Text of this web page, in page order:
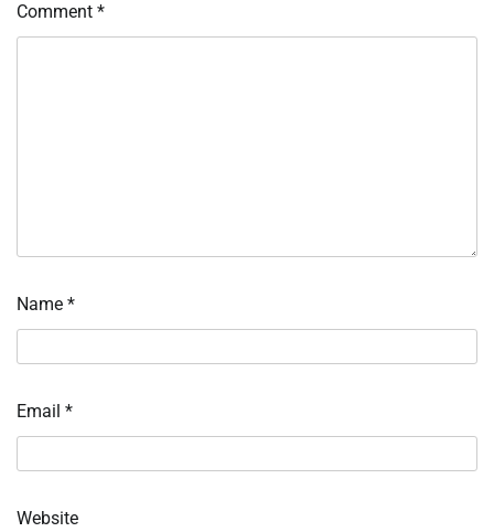
Comment *
Name *
Email *
Website